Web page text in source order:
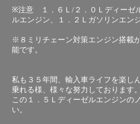
※注意 １．６Ｌ/２．０Ｌディーゼ
ルエンジン、１．２Ｌガソリンエン
※８ミリチェーン対策エンジン搭載
能です。
私も３５年間、輸入車ライフを楽し
乗れる様、様々な努力しております
この１．５Ｌディーゼルエンジンの
い。